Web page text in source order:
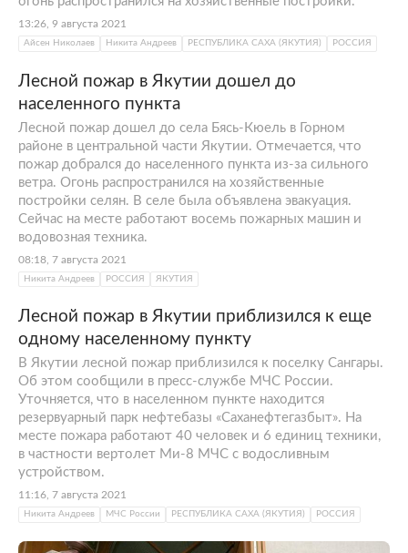
13:26, 9 августа 2021
Айсен Николаев Никита Андреев РЕСПУБЛИКА САХА (ЯКУТИЯ) РОССИЯ
Лесной пожар в Якутии дошел до
населенного пункта
Лесной пожар дошел до села Бясь-Кюель в Горном
районе в центральной части Якутии. Отмечается, что
пожар добрался до населенного пункта из-за сильного
ветра. Огонь распространился на хозяйственные
постройки селян. В селе была объявлена эвакуация.
Сейчас на месте работают восемь пожарных машин и
водовозная техника.
08:18, 7 августа 2021
Никита Андреев РОССИЯ ЯКУТИЯ
Лесной пожар в Якутии приблизился к еще
одному населенному пункту
В Якутии лесной пожар приблизился к поселку Сангары.
Об этом сообщили в пресс-службе МЧС России.
Уточняется, что в населенном пункте находится
резервуарный парк нефтебазы «Саханефтегазбыт». На
месте пожара работают 40 человек и 6 единиц техники,
в частности вертолет Ми-8 МЧС с водосливным
устройством.
11:16, 7 августа 2021
Никита Андреев МЧС России РЕСПУБЛИКА САХА (ЯКУТИЯ) РОССИЯ